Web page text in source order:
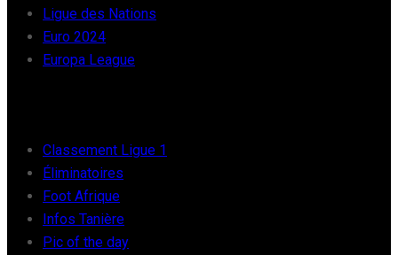
Ligue des Nations
Euro 2024
Europa League
Classement Ligue 1
Éliminatoires
Foot Afrique
Infos Tanière
Pic of the day